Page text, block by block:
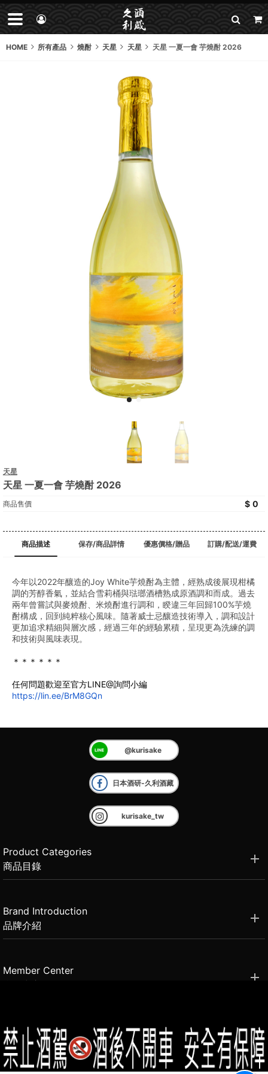
HOME 所有產品 燒酎 天星 天星 天星 一夏一會 芋燒酎 2026
天星
天星 一夏一會 芋燒酎 2026
商品售價 0
商品描述 保存/商品詳情 優惠價格/贈品 訂購/配送/運費
今年以2022年釀造的Joy White芋燒酎為主體，經熟成後展現柑橘
調的芳醇香氣，並結合雪莉桶與琺瑯酒槽熟成原酒調和而成。過去
兩年曾嘗試與麥燒酎、米燒酎進行調和，睽違三年回歸100%芋燒
酎構成，回到純粹核心風味。隨著威士忌釀造技術導入，調和設計
更加追求精細與層次感，經過三年的經驗累積，呈現更為洗練的調
和技術與風味表現。
＊＊＊＊＊＊
任何問題歡迎至官方LINE@詢問小編
https://lin.ee/BrM8GQn
@kurisake
日本酒研-久利酒藏
kurisake_tw
Product Categories
商品目錄
Brand Introduction
品牌介紹
Member Center
2021思橙國際有限公司 版權所有 禁止轉貼節錄 All rights reserved.